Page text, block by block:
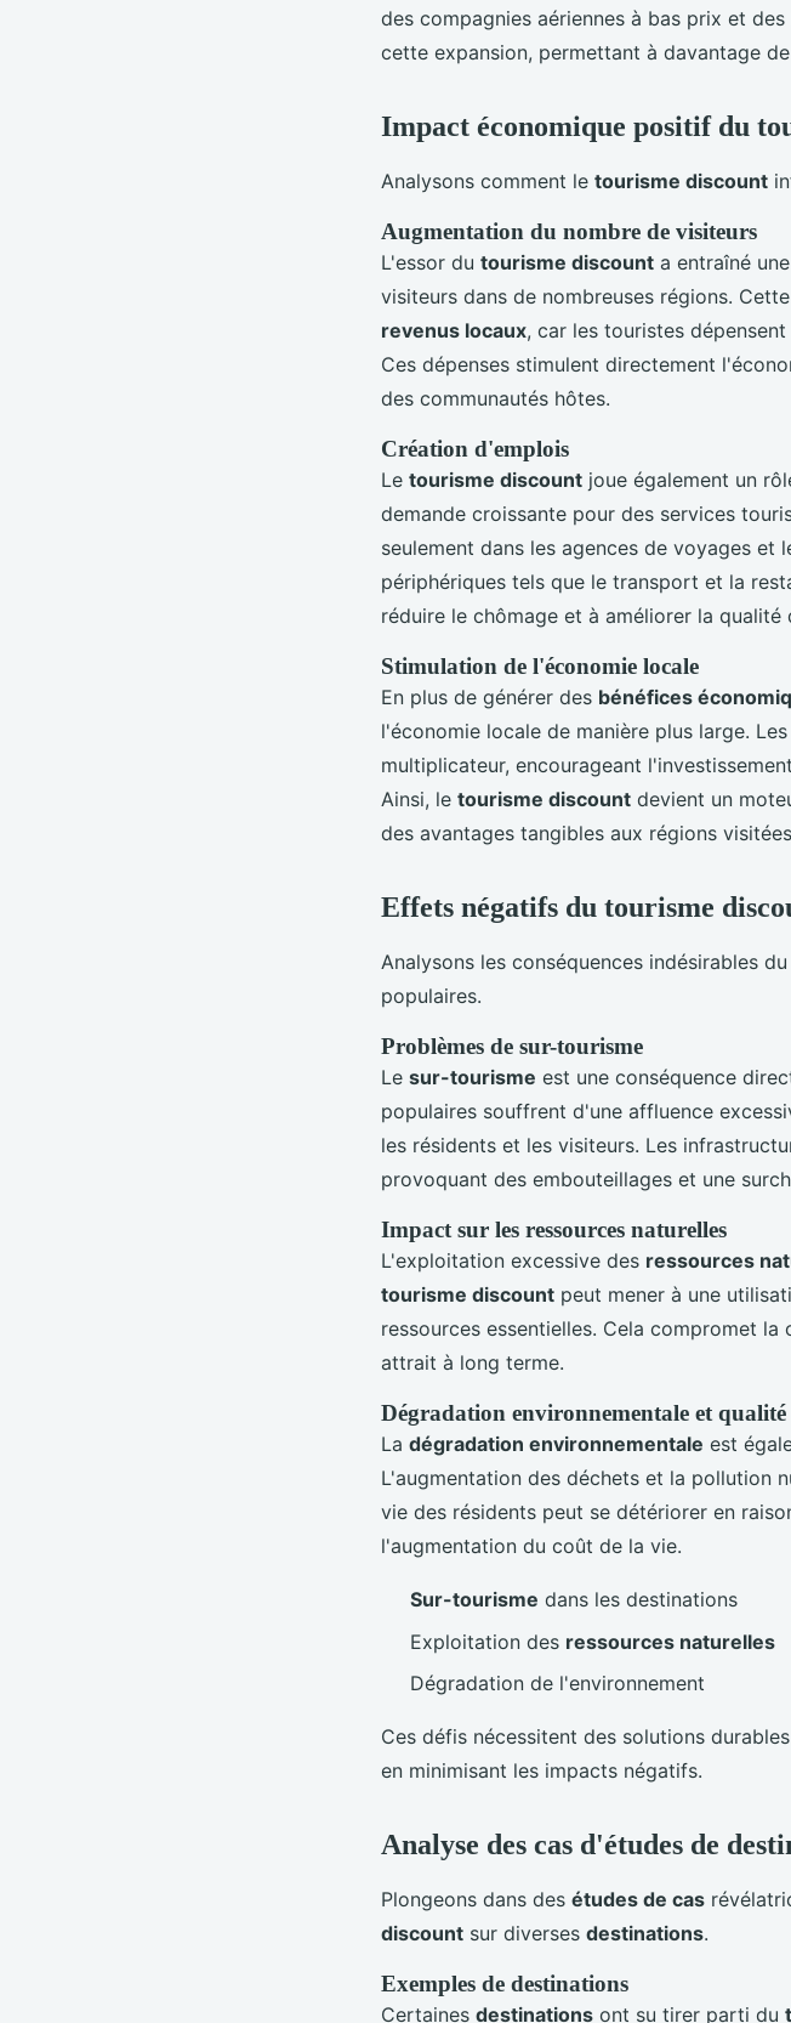
des compagnies aériennes à bas prix et
cette expansion, permettant à davantage
Impact économique positif du
Analysons comment le tourisme discount
Augmentation du nombre de visiteurs
L'essor du tourisme discount a entraîné
visiteurs dans de nombreuses régions.
revenus locaux, car les touristes
Ces dépenses stimulent directement
des communautés hôtes.
Création d'emplois
Le tourisme discount joue également un
demande croissante pour des services
seulement dans les agences de voyages et
périphériques tels que le transport et la
réduire le chômage et à améliorer la qualité
Stimulation de l'économie locale
En plus de générer des bénéfices
l'économie locale de manière plus large.
multiplicateur, encourageant
Ainsi, le tourisme discount devient un
des avantages tangibles aux régions
Effets négatifs du tourisme
Analysons les conséquences indésirables du
populaires.
Problèmes de sur-tourisme
Le sur-tourisme est une conséquence
populaires souffrent d'une affluence
les résidents et les visiteurs. Les
provoquant des embouteillages et une
Impact sur les ressources naturelles
L'exploitation excessive des ressources
tourisme discount peut mener à une
ressources essentielles. Cela compromet
attrait à long terme.
Dégradation environnementale et qualité
La dégradation environnementale est
L'augmentation des déchets et la pollution
vie des résidents peut se détériorer en
l'augmentation du coût de la vie.
Sur-tourisme dans les destinations
Exploitation des ressources naturelles
Dégradation de l'environnement
Ces défis nécessitent des solutions
en minimisant les impacts négatifs.
Analyse des cas d'études de
Plongeons dans des études de cas
discount sur diverses destinations.
Exemples de destinations
Certaines destinations ont su tirer parti du